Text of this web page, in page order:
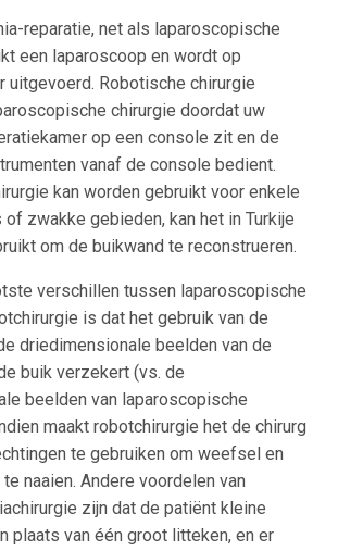
reparatie, net als laparoscopische
een laparoscoop en wordt op
uitgevoerd. Robotische chirurgie
chirurgie doordat uw
op een console zit en de
vanaf de console bedient.
kan worden gebruikt voor enkele
of zwakke gebieden, kan het in Turkije
om de buikwand te reconstrueren.
verschillen tussen laparoscopische
is dat het gebruik van de
driedimensionale beelden van de
buik verzekert (vs. de
beelden van laparoscopische
maakt robotchirurgie het de chirurg
te gebruiken om weefsel en
naaien. Andere voordelen van
zijn dat de patiënt kleine
plaats van één groot litteken, en er